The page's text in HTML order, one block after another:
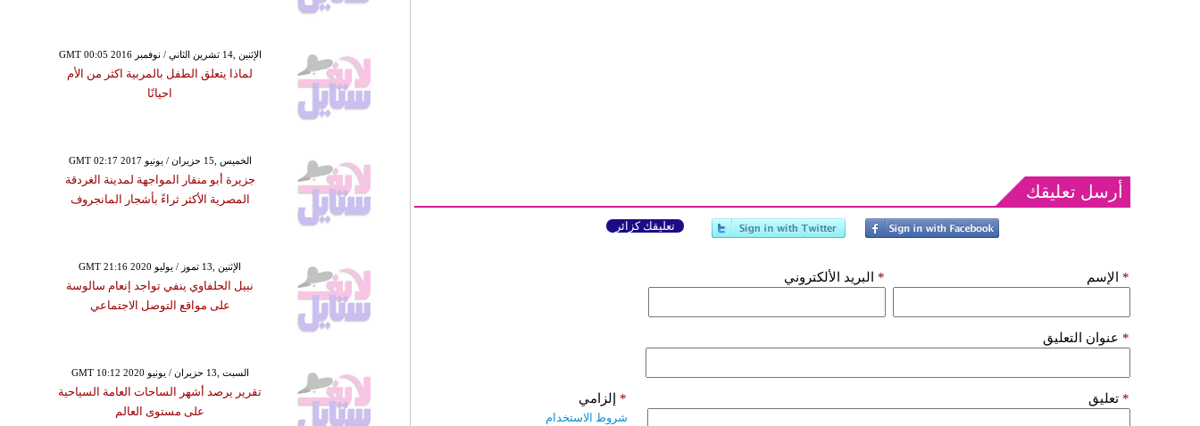
أرسل تعليقك
تعليقك كزائر
الإسم * البريد الألكتروني *
عنوان التعليق *
تعليق * إلزامي *
شروط الاستخدام
GMT 00:05 2016 الإثنين ,14 تشرين الثاني / نوفمبر
لماذا يتعلق الطفل بالمربية اكثر من الأم
احيانًا
GMT 02:17 2017 الخميس ,15 حزيران / يونيو
جزيرة أبو منقار المواجهة لمدينة الغردقة
المصرية الأكثر ثراءً بأشجار المانجروف
GMT 21:16 2020 الإثنين ,13 تموز / يوليو
نبيل الحلفاوي ينفي تواجد إنعام سالوسة
على مواقع التوصل الاجتماعي
GMT 10:12 2020 السبت ,13 حزيران / يونيو
تقرير يرصد أشهر الساحات العامة السياحية
على مستوى العالم